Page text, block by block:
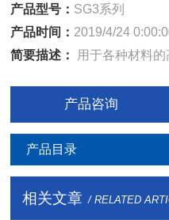
产品型号： SG3系列
产品时间： 2019/4/24
简要描述：
用于各种材料的
产品咨询
产品目录
相关文章 / RELATED